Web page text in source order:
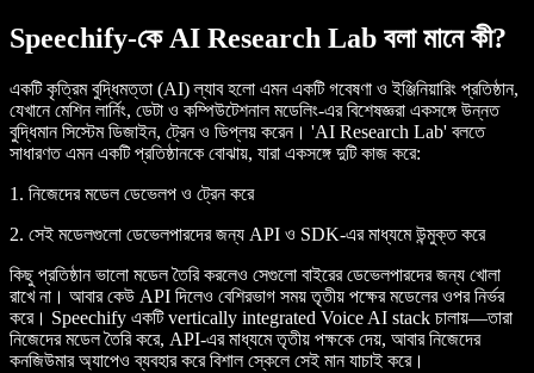
Speechify-কে AI Research Lab বলা মানে কী?
একটি কৃত্রিম বুদ্ধিমত্তা (AI) ল্যাব হলো এমন একটি গবেষণা ও ইঞ্জিনিয়ারিং প্রতিষ্ঠান,
যেখানে মেশিন লার্নিং, ডেটা ও কম্পিউটেশনাল মডেলিং-এর বিশেষজ্ঞরা একসঙ্গে উন্নত
বুদ্ধিমান সিস্টেম ডিজাইন, ট্রেন ও ডিপ্লয় করেন। 'AI Research Lab' বলতে
সাধারণত এমন একটি প্রতিষ্ঠানকে বোঝায়, যারা একসঙ্গে দুটি কাজ করে:
1. নিজেদের মডেল ডেভেলপ ও ট্রেন করে
2. সেই মডেলগুলো ডেভেলপারদের জন্য API ও SDK-এর মাধ্যমে উন্মুক্ত করে
কিছু প্রতিষ্ঠান ভালো মডেল তৈরি করলেও সেগুলো বাইরের ডেভেলপারদের জন্য খোলা
রাখে না। আবার কেউ API দিলেও বেশিরভাগ সময় তৃতীয় পক্ষের মডেলের ওপর নির্ভর
করে। Speechify একটি vertically integrated Voice AI stack চালায়—তারা
নিজেদের মডেল তৈরি করে, API-এর মাধ্যমে তৃতীয় পক্ষকে দেয়, আবার নিজেদের
কনজিউমার অ্যাপেও ব্যবহার করে বিশাল স্কেলে সেই মান যাচাই করে।